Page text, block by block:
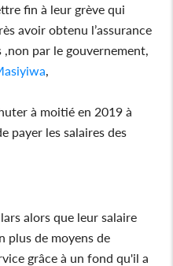
fin à leur grève qui
avoir obtenu l’assurance
,non par le gouvernement,
,
à moitié en 2019 à
payer les salaires des
alors que leur salaire
plus de moyens de
grâce à un fond qu'il a